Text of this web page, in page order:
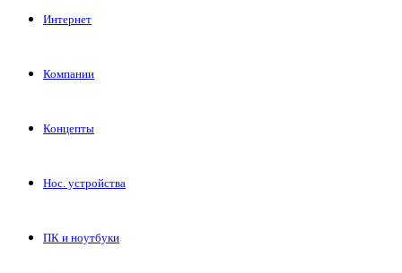
Интернет
Компании
Концепты
Нос. устройства
ПК и ноутбуки